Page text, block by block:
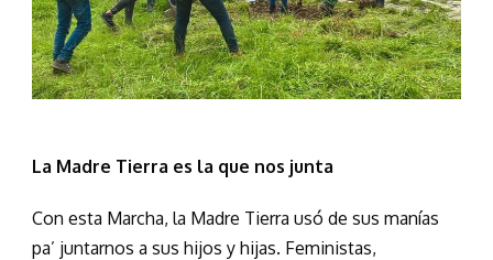
La Madre Tierra es la que nos junta
Con esta Marcha, la Madre Tierra usó de sus manías
pa’ juntarnos a sus hijos y hijas. Feministas,